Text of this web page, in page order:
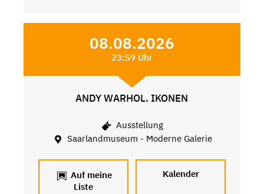
08.08.2026
23:59 Uhr
ANDY WARHOL. IKONEN
Ausstellung
Saarlandmuseum - Moderne Galerie
Auf meine
Liste
Kalender